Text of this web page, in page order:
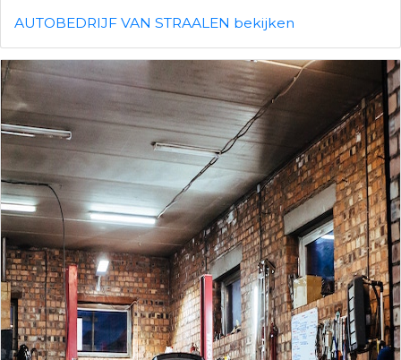
AUTOBEDRIJF VAN STRAALEN bekijken